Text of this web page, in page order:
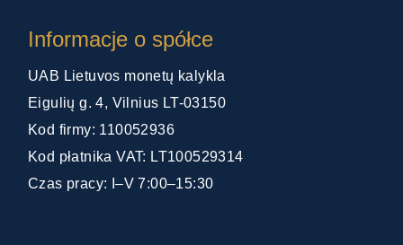
Informacje o spółce
UAB Lietuvos monetų kalykla
Eigulių g. 4, Vilnius LT-03150
Kod firmy: 110052936
Kod płatnika VAT: LT100529314
Czas pracy: I–V 7:00–15:30